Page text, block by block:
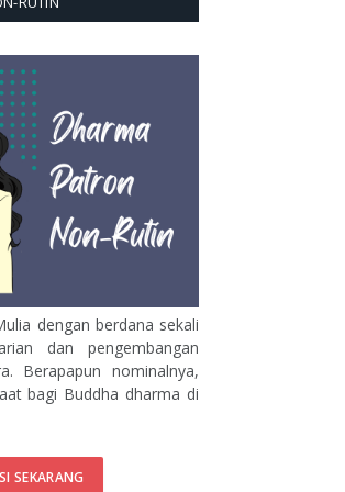
dengan berdana sekali
dan pengembangan
Berapapun nominalnya,
bagi Buddha dharma di
SEKARANG